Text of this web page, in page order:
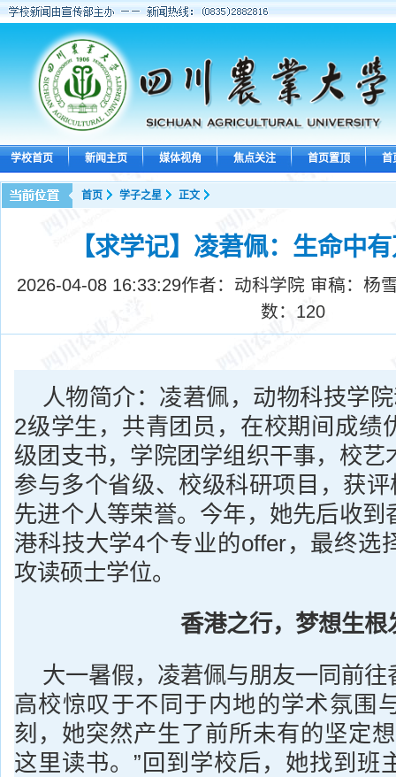
学校首页 新闻主页 媒体视角 焦点关注 首页置顶 首
首页 学子之星 正文
【求学记】凌莙佩：生命中
2026-04-08 16:33:29作者：动科学院 审稿：杨
数： 120
人物简介：凌莙佩，动物科技学
2级学生，共青团员，在校期间成绩
级团支书，学院团学组织干事，校艺
参与多个省级、校级科研项目，获评
先进个人等荣誉。今年，她先后收到
港科技大学4个专业的offer，最终选
攻读硕士学位。
香港之行，梦想生根
大一暑假，凌莙佩与朋友一同前
高校惊叹于不同于内地的学术氛围
刻，她突然产生了前所未有的坚定
这里读书。”回到学校后，她找到班